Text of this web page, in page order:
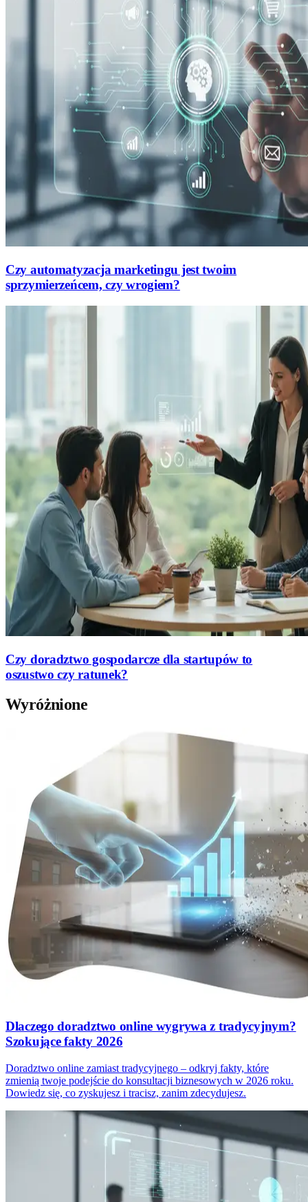
Czy automatyzacja marketingu jest twoim
sprzymierzeńcem, czy wrogiem?
Czy doradztwo gospodarcze dla startupów to
oszustwo czy ratunek?
Wyróżnione
Dlaczego doradztwo online wygrywa z tradycyjnym?
Szokujące fakty 2026
Doradztwo online zamiast tradycyjnego – odkryj fakty, które
zmienią twoje podejście do konsultacji biznesowych w 2026 roku.
Dowiedz się, co zyskujesz i tracisz, zanim zdecydujesz.